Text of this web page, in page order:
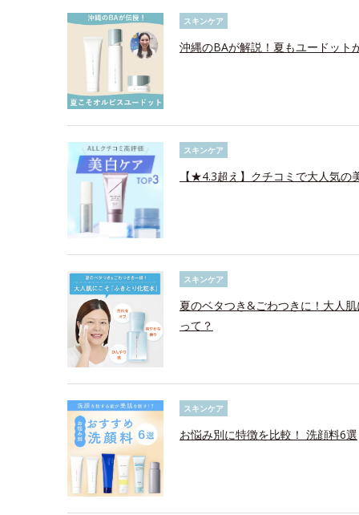
スキンケア
沖縄のBAが解説！夏もユードット
スキンケア
【★4.3超え】クチコミで大人気の
スキンケア
夏のベタつき&ごわつきに！大人
って？
スキンケア
お悩み別に特徴を比較！ 洗顔料6選